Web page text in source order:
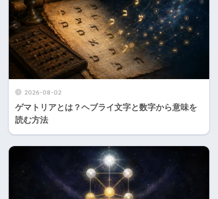
2026-08-02
ゲマトリアとは？ヘブライ文字と数字から意味を
読む方法